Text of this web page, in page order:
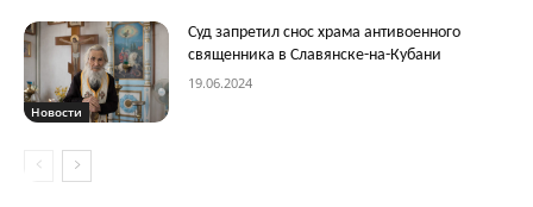
Новости
Суд запретил снос храма антивоенного
священника в Славянске-на-Кубани
19.06.2024